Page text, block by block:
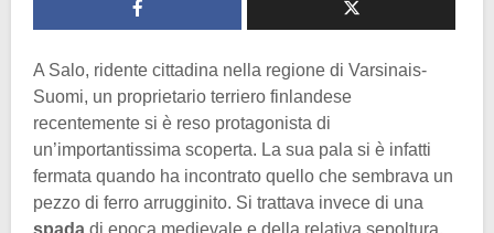
A Salo, ridente cittadina nella regione di Varsinais-
Suomi, un proprietario terriero finlandese
recentemente si è reso protagonista di
un’importantissima scoperta. La sua pala si è infatti
fermata quando ha incontrato quello che sembrava un
pezzo di ferro arrugginito. Si trattava invece di una
spada di epoca medievale e della relativa sepoltura.